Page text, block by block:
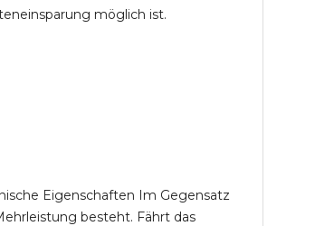
möglich ist.
Eigenschaften Im Gegensatz
besteht. Fährt das